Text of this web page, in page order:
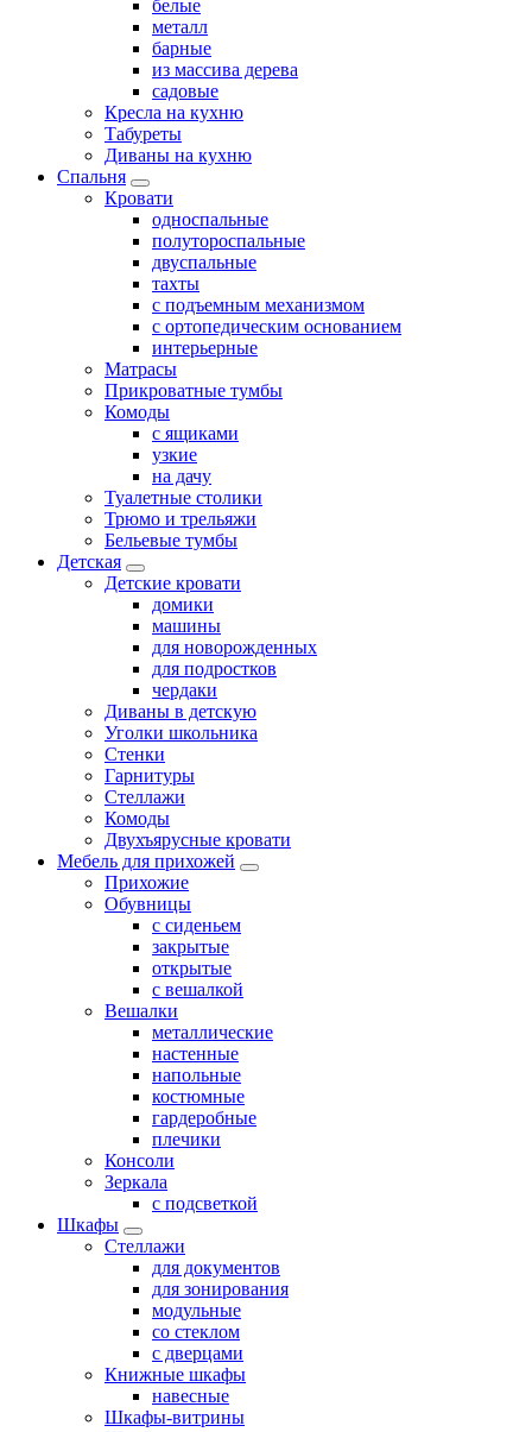
белые
металл
барные
из массива дерева
садовые
Кресла на кухню
Табуреты
Диваны на кухню
Спальня
Кровати
односпальные
полутороспальные
двуспальные
тахты
с подъемным механизмом
с ортопедическим основанием
интерьерные
Матрасы
Прикроватные тумбы
Комоды
с ящиками
узкие
на дачу
Туалетные столики
Трюмо и трельяжи
Бельевые тумбы
Детская
Детские кровати
домики
машины
для новорожденных
для подростков
чердаки
Диваны в детскую
Уголки школьника
Стенки
Гарнитуры
Стеллажи
Комоды
Двухъярусные кровати
Мебель для прихожей
Прихожие
Обувницы
с сиденьем
закрытые
открытые
с вешалкой
Вешалки
металлические
настенные
напольные
костюмные
гардеробные
плечики
Консоли
Зеркала
с подсветкой
Шкафы
Стеллажи
для документов
для зонирования
модульные
со стеклом
с дверцами
Книжные шкафы
навесные
Шкафы-витрины